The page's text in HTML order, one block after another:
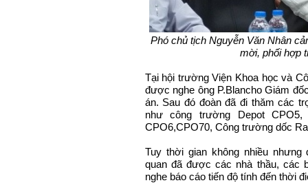
Phó chủ tịch Nguyễn Văn Nhân
mời, phối hợp
Tại hội trường Viện Khoa học và
được nghe ông P.Blancho Giám
án. Sau đó đoàn đã đi thăm các
như công trường Depot
CPO6,CPO70, Công trường dốc
Tuy thời gian không nhiều
quan đã được các nhà thầu, các
nghe báo cáo tiến độ tính đến thời